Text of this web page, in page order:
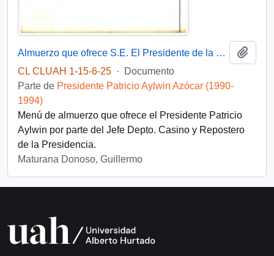
Almuerzo que ofrece S.E. El Presidente de la República
CL CLUAH 1-15-6-25 ·
Documento
Parte de Presidente Patricio Aylwin Azócar (1990-
1994)
Menú de almuerzo que ofrece el Presidente Patricio
Aylwin por parte del Jefe Depto. Casino y Repostero
de la Presidencia.
Maturana Donoso, Guillermo